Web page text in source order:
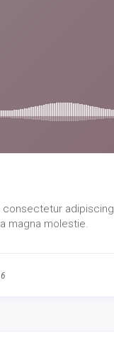
magna molestie.